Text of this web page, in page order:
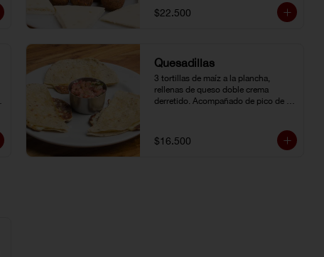
$22.500
Quesadillas
3 tortillas de maíz a la plancha,
rellenas de queso doble crema
derretido. Acompañado de pico de
$16.500